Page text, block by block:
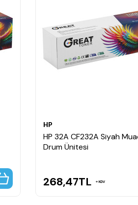
HP
HP 32A CF232A Siyah
Drum Ünitesi
268,47TL KDV